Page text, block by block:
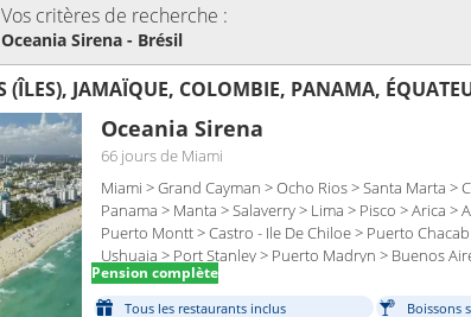
Vos critères de recherche :
Oceania Sirena - Brésil
Oceania Sirena
66 joursde Miami
Miami > Grand Cayman > Ocho Rios > Santa Marta >
Panama > Manta > Salaverry > Lima > Pisco > Arica >
Puerto Montt > Castro - Ile De Chiloe > Puerto
Ushuaia > Port Stanley > Puerto Madryn > Buenos
Janeiro > Maceio > Santarem > Boca da Valeria >
Chao > Bridgetown > Pointe à Pitre > Bequia - ST.
Pension complète
Tous les restaurants inclus
Boissons